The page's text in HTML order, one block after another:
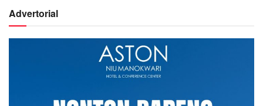
Advertorial